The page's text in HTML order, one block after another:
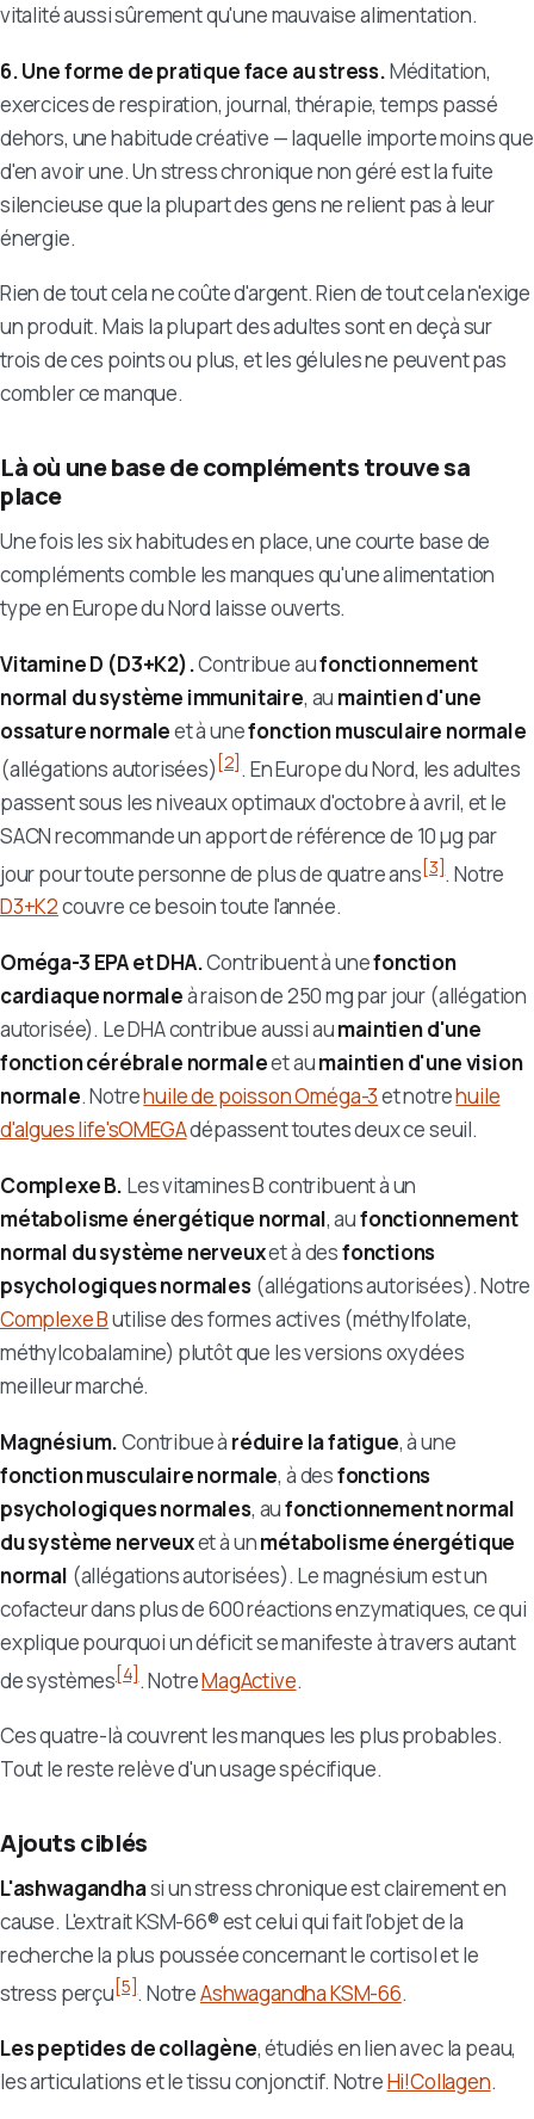
vitalité aussi sûrement qu'une mauvaise alimentation.
6. Une forme de pratique face au stress.Méditation,
exercices de respiration, journal, thérapie, temps passé
dehors, une habitude créative — laquelle importe moins que
d'en avoir une. Un stress chronique non géré est la fuite
silencieuse que la plupart des gens ne relient pas à leur
énergie.
Rien de tout cela ne coûte d'argent. Rien de tout cela n'exige
un produit. Mais la plupart des adultes sont en deçà sur
trois de ces points ou plus, et les gélules ne peuvent pas
combler ce manque.
Là où une base de compléments trouve sa
place
Une fois les six habitudes en place, une courte base de
compléments comble les manques qu'une alimentation
type en Europe du Nord laisse ouverts.
Vitamine D (D3+K2).Contribue aufonctionnement
normal du système immunitaire, au maintien d'une
ossature normaleet à unefonction musculaire normale
(allégations autorisées) [2] . En Europe du Nord, les adultes
passent sous les niveaux optimaux d'octobre à avril, et le
SACN recommande un apport de référence de 10 µg par
jour pour toute personne de plus de quatre ans [3]. Notre
D3+K2couvre ce besoin toute l'année.
Oméga-3 EPA et DHA.Contribuent à unefonction
cardiaque normaleà raison de 250 mg par jour (allégation
autorisée). Le DHA contribue aussi aumaintien d'une
fonction cérébrale normaleet aumaintien d'une vision
normale. Notrehuile de poisson Oméga-3et notrehuile
d'algues life'sOMEGAdépassent toutes deux ce seuil.
Complexe B. Les vitamines B contribuent à un
métabolisme énergétique normal, aufonctionnement
normal du système nerveuxet à desfonctions
psychologiques normales(allégations autorisées). Notre
Complexe Butilise des formes actives (méthylfolate,
méthylcobalamine) plutôt que les versions oxydées
meilleur marché.
Magnésium.Contribue à réduire la fatigue, à une
fonction musculaire normale, à desfonctions
psychologiques normales, aufonctionnement normal
du système nerveuxet à unmétabolisme énergétique
normal (allégations autorisées). Le magnésium est un
cofacteur dans plus de 600 réactions enzymatiques, ce qui
explique pourquoi un déficit se manifeste à travers autant
de systèmes[4]. NotreMagActive.
Ces quatre-là couvrent les manques les plus probables.
Tout le reste relève d'un usage spécifique.
Ajouts ciblés
L'ashwagandhasi un stress chronique est clairement en
cause. L'extrait KSM-66® est celui qui fait l'objet de la
recherche la plus poussée concernant le cortisol et le
stress perçu[5]. NotreAshwagandha KSM-66.
Les peptides de collagène, étudiés en lien avec la peau,
les articulations et le tissu conjonctif. NotreHi!Collagen.